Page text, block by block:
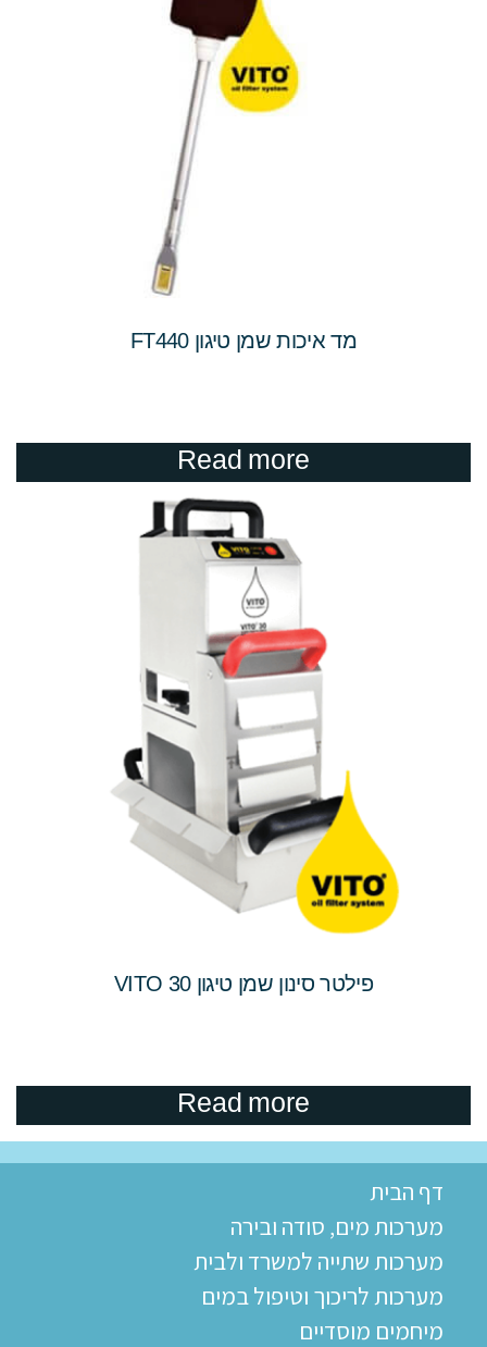
מד איכות שמן טיגון FT440
Read more
פילטר סינון שמן טיגון VITO 30
Read more
דף הבית
מערכות מים, סודה ובירה
מערכות שתייה למשרד ולבית
מערכות לריכוך וטיפול במים
מיחמים מוסדיים